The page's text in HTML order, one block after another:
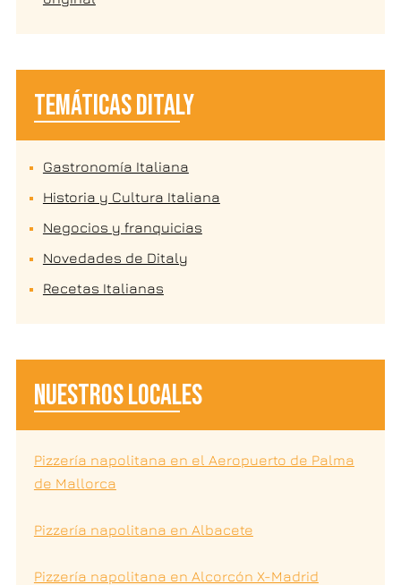
TEMÁTICAS DITALY
Gastronomía Italiana
Historia y Cultura Italiana
Negocios y franquicias
Novedades de Ditaly
Recetas Italianas
NUESTROS LOCALES
Pizzería napolitana en el Aeropuerto de Palma
de Mallorca
Pizzería napolitana en Albacete
Pizzería napolitana en Alcorcón X-Madrid